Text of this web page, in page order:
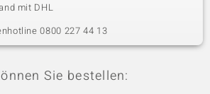
mit DHL
0800 227 44 13
Sie bestellen: